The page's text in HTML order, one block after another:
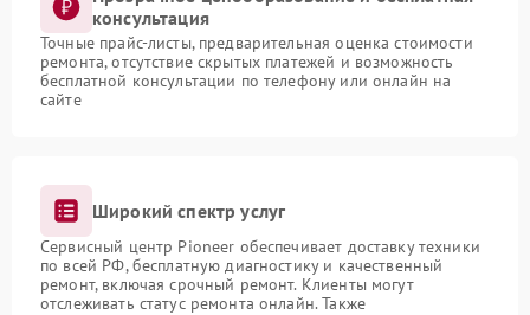
консультация
Точные прайс-листы, предварительная оценка стоимости
ремонта, отсутствие скрытых платежей и возможность
бесплатной консультации по телефону или онлайн на
сайте
Широкий спектр услуг
Сервисный центр Pioneer обеспечивает доставку техники
по всей РФ, бесплатную диагностику и качественный
ремонт, включая срочный ремонт. Клиенты могут
отслеживать статус ремонта онлайн. Также